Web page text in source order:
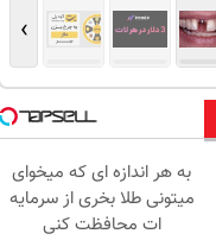
›
به هر اندازه ای که میخوای
میتونی طلا بخری از سرمایه
ات محافظت کنی